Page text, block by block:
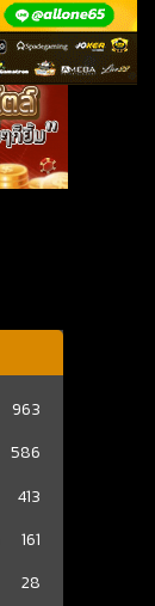
963
586
413
161
28